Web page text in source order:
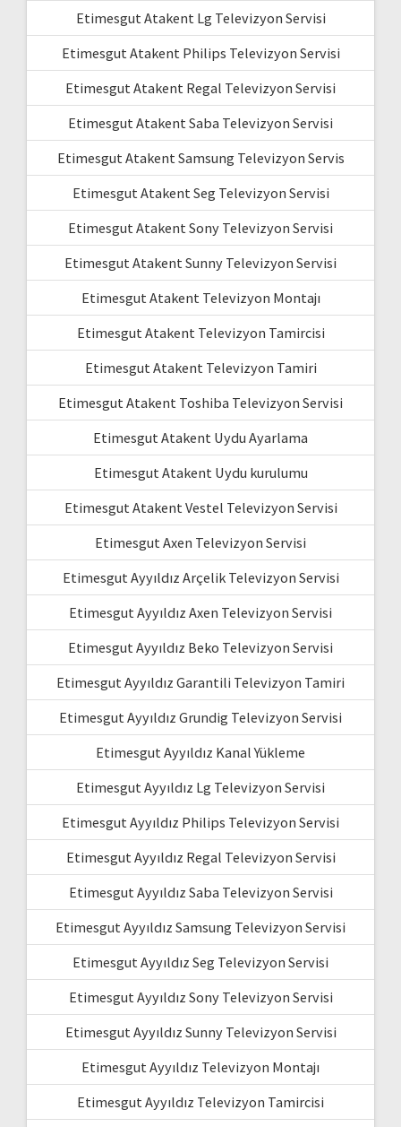
Etimesgut Atakent Lg Televizyon Servisi
Etimesgut Atakent Philips Televizyon Servisi
Etimesgut Atakent Regal Televizyon Servisi
Etimesgut Atakent Saba Televizyon Servisi
Etimesgut Atakent Samsung Televizyon Servis
Etimesgut Atakent Seg Televizyon Servisi
Etimesgut Atakent Sony Televizyon Servisi
Etimesgut Atakent Sunny Televizyon Servisi
Etimesgut Atakent Televizyon Montajı
Etimesgut Atakent Televizyon Tamircisi
Etimesgut Atakent Televizyon Tamiri
Etimesgut Atakent Toshiba Televizyon Servisi
Etimesgut Atakent Uydu Ayarlama
Etimesgut Atakent Uydu kurulumu
Etimesgut Atakent Vestel Televizyon Servisi
Etimesgut Axen Televizyon Servisi
Etimesgut Ayyıldız Arçelik Televizyon Servisi
Etimesgut Ayyıldız Axen Televizyon Servisi
Etimesgut Ayyıldız Beko Televizyon Servisi
Etimesgut Ayyıldız Garantili Televizyon Tamiri
Etimesgut Ayyıldız Grundig Televizyon Servisi
Etimesgut Ayyıldız Kanal Yükleme
Etimesgut Ayyıldız Lg Televizyon Servisi
Etimesgut Ayyıldız Philips Televizyon Servisi
Etimesgut Ayyıldız Regal Televizyon Servisi
Etimesgut Ayyıldız Saba Televizyon Servisi
Etimesgut Ayyıldız Samsung Televizyon Servisi
Etimesgut Ayyıldız Seg Televizyon Servisi
Etimesgut Ayyıldız Sony Televizyon Servisi
Etimesgut Ayyıldız Sunny Televizyon Servisi
Etimesgut Ayyıldız Televizyon Montajı
Etimesgut Ayyıldız Televizyon Tamircisi